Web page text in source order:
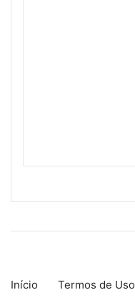
Início Termos de Uso